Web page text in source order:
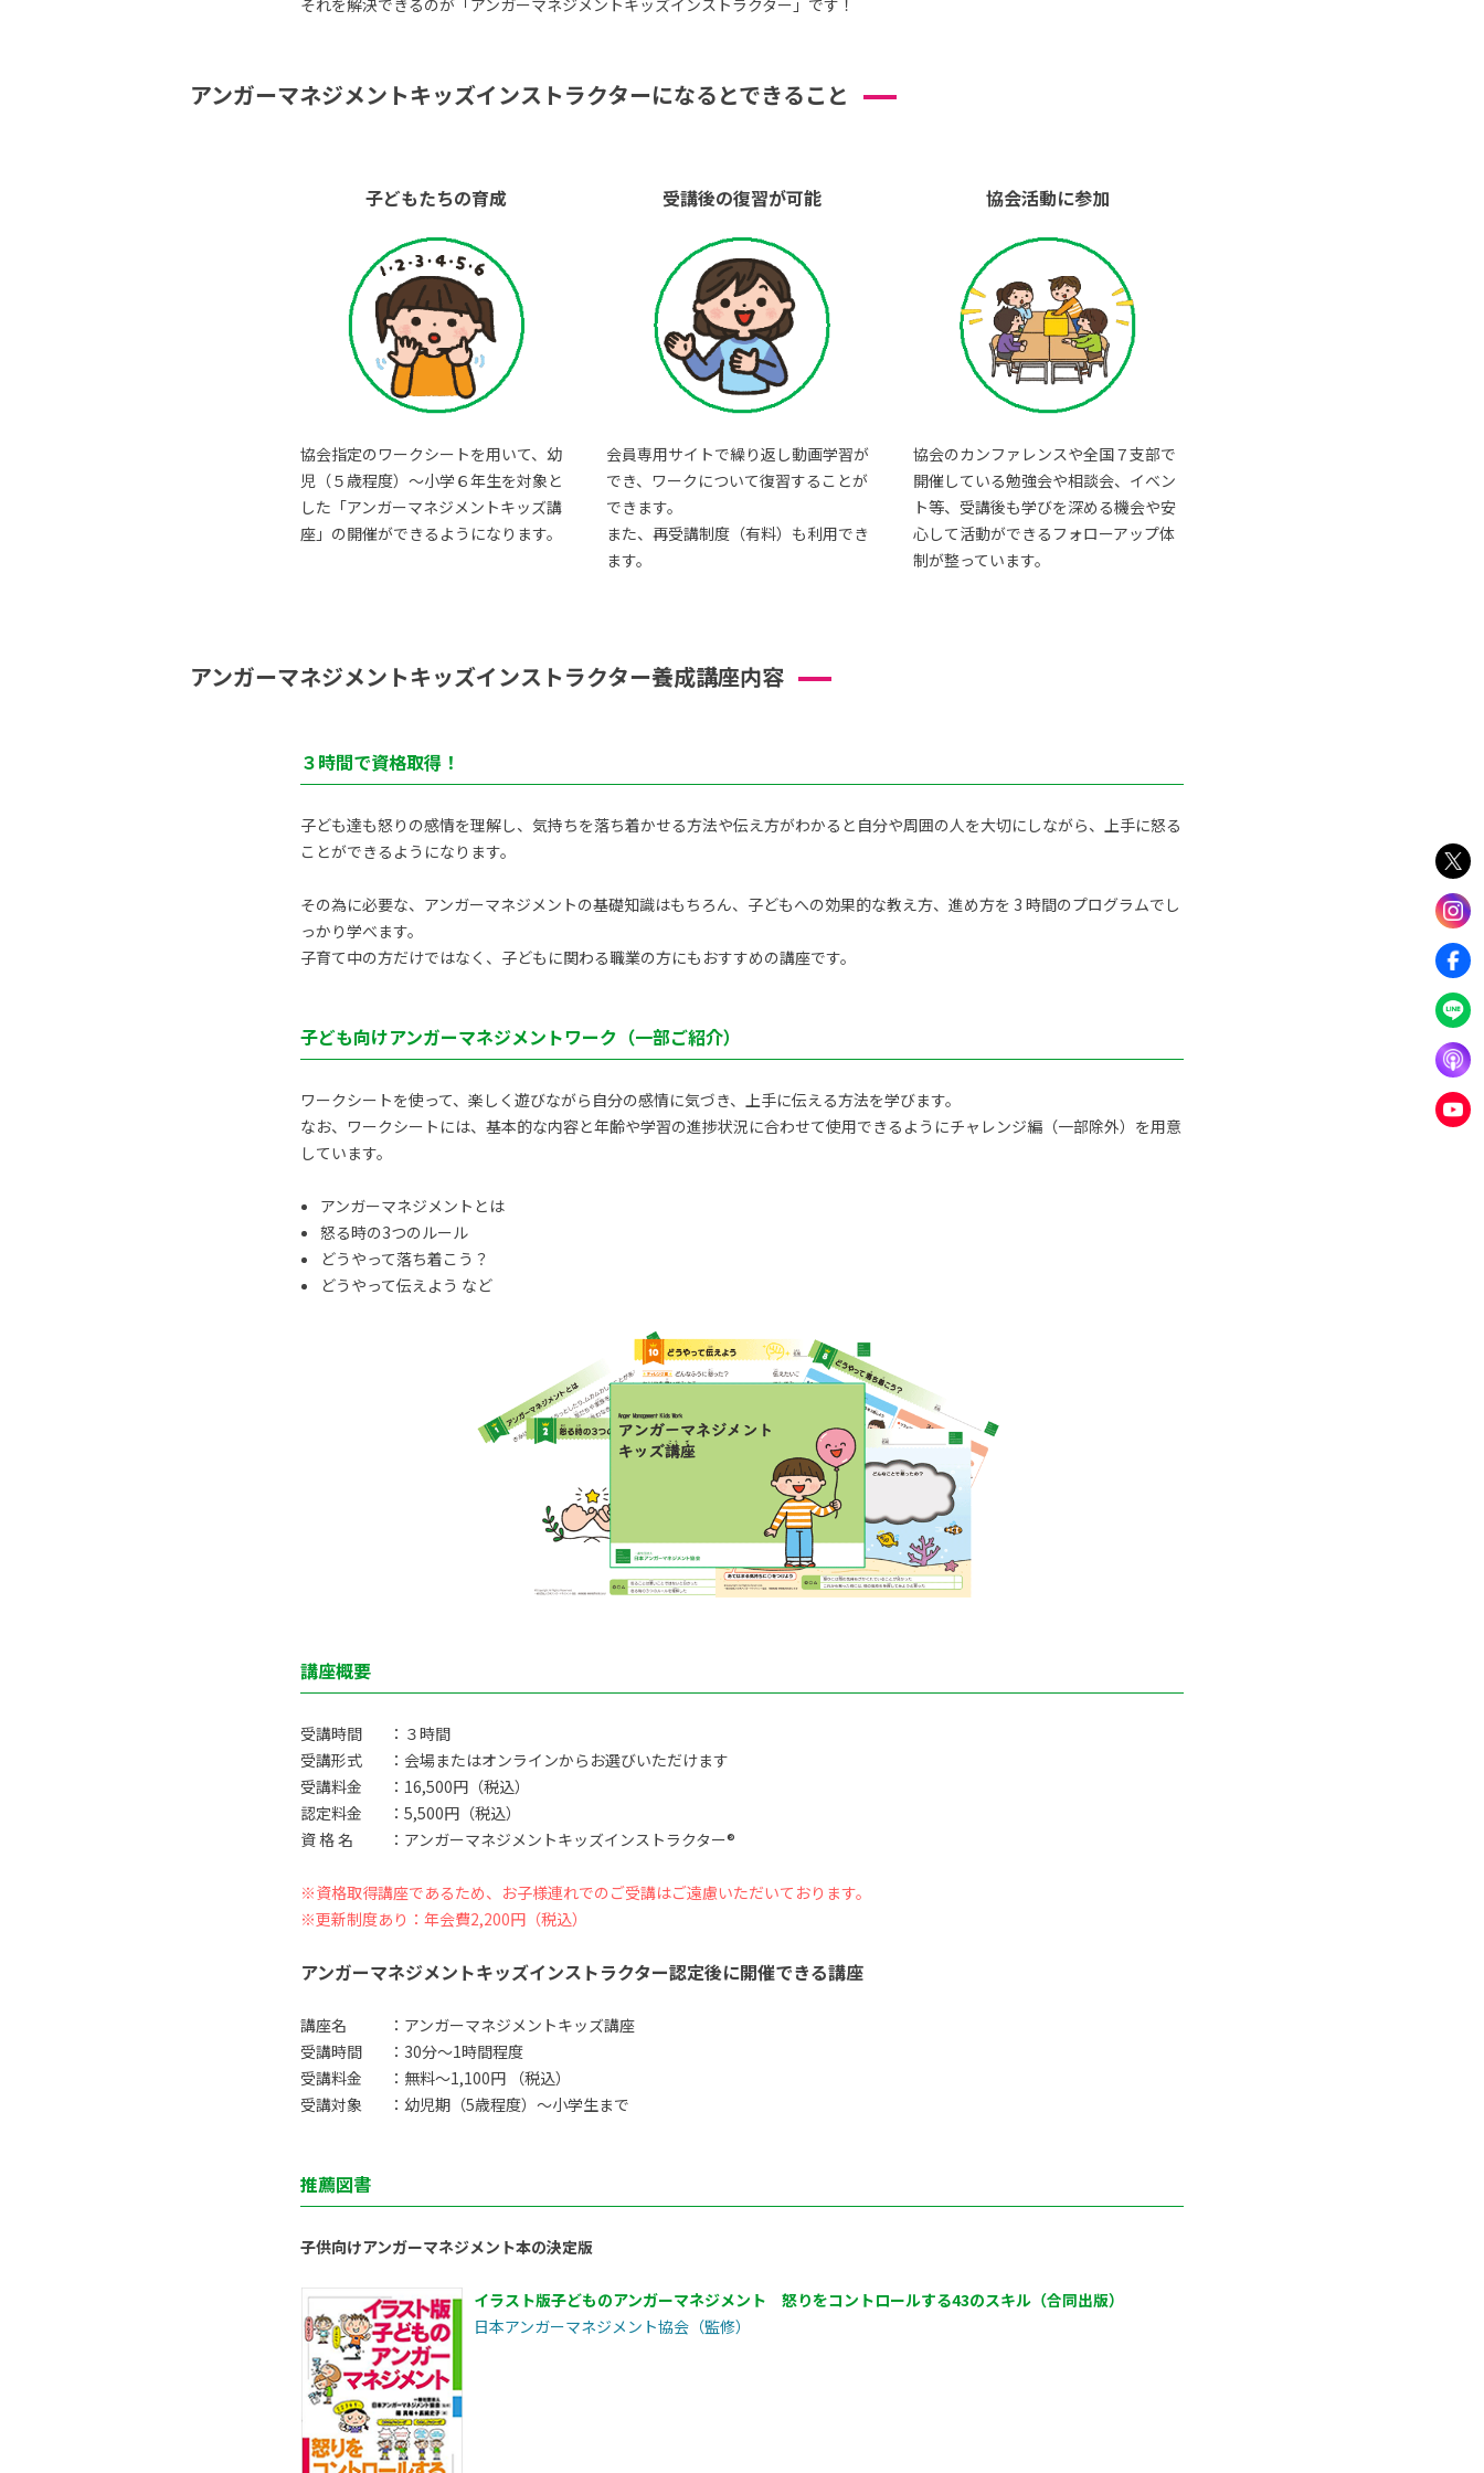
それを解決できるのが「アンガーマネジメントキッズインストラクター」です！
アンガーマネジメントキッズインストラクターになるとできること
子どもたちの育成
協会指定のワークシートを用いて、幼
児（５歳程度）～小学６年生を対象と
した「アンガーマネジメントキッズ講
座」の開催ができるようになります。
受講後の復習が可能
会員専用サイトで繰り返し動画学習が
でき、ワークについて復習することが
できます。
また、再受講制度（有料）も利用でき
ます。
協会活動に参加
協会のカンファレンスや全国７支部で
開催している勉強会や相談会、イベン
ト等、受講後も学びを深める機会や安
心して活動ができるフォローアップ体
制が整っています。
アンガーマネジメントキッズインストラクター養成講座内容
３時間で資格取得！
子ども達も怒りの感情を理解し、気持ちを落ち着かせる方法や伝え方がわかると自分や周囲の人を大切にしながら、上手に怒る
ことができるようになります。
その為に必要な、アンガーマネジメントの基礎知識はもちろん、子どもへの効果的な教え方、進め方を 3 時間のプログラムでし
っかり学べます。
子育て中の方だけではなく、子どもに関わる職業の方にもおすすめの講座です。
子ども向けアンガーマネジメントワーク（一部ご紹介）
ワークシートを使って、楽しく遊びながら自分の感情に気づき、上手に伝える方法を学びます。
なお、ワークシートには、基本的な内容と年齢や学習の進捗状況に合わせて使用できるようにチャレンジ編（一部除外）を用意
しています。
アンガーマネジメントとは
怒る時の3つのルール
どうやって落ち着こう？
どうやって伝えよう など
講座概要
受講時間
：３時間
受講形式
：会場またはオンラインからお選びいただけます
受講料金
：16,500円（税込）
認定料金
：5,500円（税込）
資 格 名
：アンガーマネジメントキッズインストラクター®
※資格取得講座であるため、お子様連れでのご受講はご遠慮いただいております。
※更新制度あり：年会費2,200円（税込）
アンガーマネジメントキッズインストラクター認定後に開催できる講座
講座名
：アンガーマネジメントキッズ講座
受講時間
：30分〜1時間程度
受講料金
：無料〜1,100円 （税込）
受講対象
：幼児期（5歳程度）〜小学生まで
推薦図書
子供向けアンガーマネジメント本の決定版
イラスト版子どものアンガーマネジメント 怒りをコントロールする43のスキル（合同出版）
日本アンガーマネジメント協会（監修）